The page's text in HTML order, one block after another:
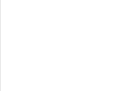
الرواد